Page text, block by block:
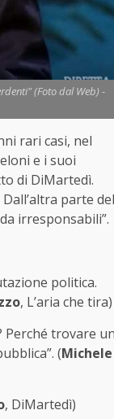
(Foto dal Web) -
rari casi, nel
e i suoi
di DiMartedì.
parte del
irresponsabili”.
politica.
, L’aria che tira)
Perché trovare
(Michele
, DiMartedì)